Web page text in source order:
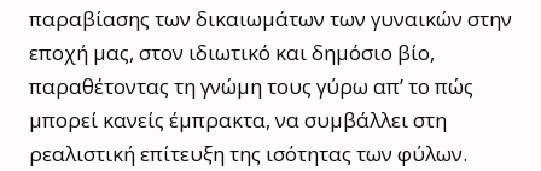
παραβίασης των δικαιωμάτων των γυναικών στην
εποχή μας, στον ιδιωτικό και δημόσιο βίο,
παραθέτοντας τη γνώμη τους γύρω απ’ το πώς
μπορεί κανείς έμπρακτα, να συμβάλλει στη
ρεαλιστική επίτευξη της ισότητας των φύλων.